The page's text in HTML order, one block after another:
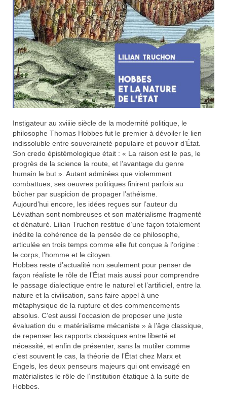
Instigateur au xviiiie siècle de la modernité politique, le
philosophe Thomas Hobbes fut le premier à dévoiler le lien
indissoluble entre souveraineté populaire et pouvoir d’État.
Son credo épistémologique était : « La raison est le pas, le
progrès de la science la route, et l’avantage du genre
humain le but ». Autant admirées que violemment
combattues, ses oeuvres politiques finirent parfois au
bûcher par suspicion de propager l’athéisme.
Aujourd’hui encore, les idées reçues sur l’auteur du
Léviathan sont nombreuses et son matérialisme fragmenté
et dénaturé. Lilian Truchon restitue d’une façon totalement
inédite la cohérence de la pensée de ce philosophe,
articulée en trois temps comme elle fut conçue à l’origine :
le corps, l’homme et le citoyen.
Hobbes reste d’actualité non seulement pour penser de
façon réaliste le rôle de l’État mais aussi pour comprendre
le passage dialectique entre le naturel et l’artificiel, entre la
nature et la civilisation, sans faire appel à une
métaphysique de la rupture et des commencements
absolus. C’est aussi l’occasion de proposer une juste
évaluation du « matérialisme mécaniste » à l’âge classique,
de repenser les rapports classiques entre liberté et
nécessité, et enfin de présenter, sans la mutiler comme
c’est souvent le cas, la théorie de l’État chez Marx et
Engels, les deux penseurs majeurs qui ont envisagé en
matérialistes le rôle de l’institution étatique à la suite de
Hobbes.